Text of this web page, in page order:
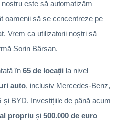
nostru este să automatizăm
oamenii să se concentreze pe
Vrem ca utilizatorii noștri să
Sorin Bârsan.
în 65 de locații la nivel
auto, inclusiv Mercedes-Benz,
BYD. Investițiile de până acum
propriu și 500.000 de euro